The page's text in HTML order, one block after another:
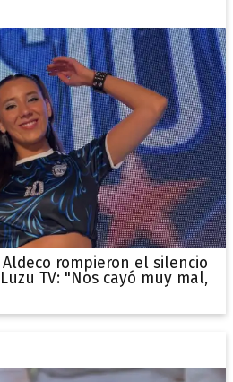
rompieron el silencio
TV: "Nos cayó muy mal,